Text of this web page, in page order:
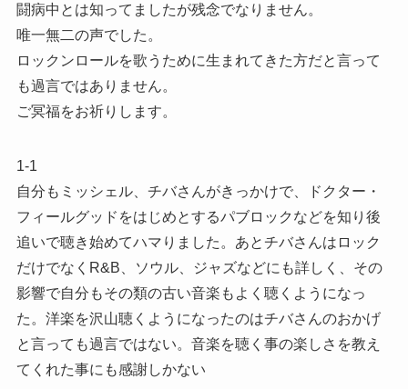
闘病中とは知ってましたが残念でなりません。
唯一無二の声でした。
ロックンロールを歌うために生まれてきた方だと言って
も過言ではありません。
ご冥福をお祈りします。
1-1
自分もミッシェル、チバさんがきっかけで、ドクター・
フィールグッドをはじめとするパブロックなどを知り後
追いで聴き始めてハマりました。あとチバさんはロック
だけでなくR&B、ソウル、ジャズなどにも詳しく、その
影響で自分もその類の古い音楽もよく聴くようになっ
た。洋楽を沢山聴くようになったのはチバさんのおかげ
と言っても過言ではない。音楽を聴く事の楽しさを教え
てくれた事にも感謝しかない